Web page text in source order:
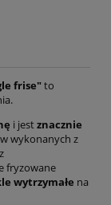
frise"to
i jestznacznie
wykonanych z
fryzowane
wytrzymałe na